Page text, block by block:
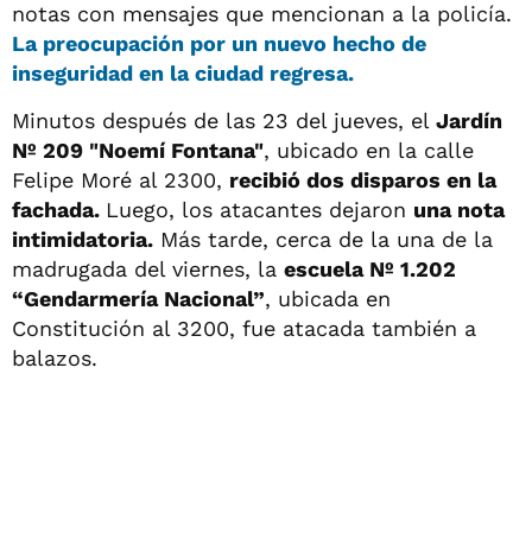
notas con mensajes que mencionan a la policía.
La preocupación por un nuevo hecho de
inseguridad en la ciudad regresa.
Minutos después de las 23 del jueves, el Jardín
Nº 209 "Noemí Fontana", ubicado en la calle
Felipe Moré al 2300, recibió dos disparos en la
fachada. Luego, los atacantes dejaron una nota
intimidatoria. Más tarde, cerca de la una de la
madrugada del viernes, la escuela Nº 1.202
“Gendarmería Nacional”, ubicada en
Constitución al 3200, fue atacada también a
balazos.